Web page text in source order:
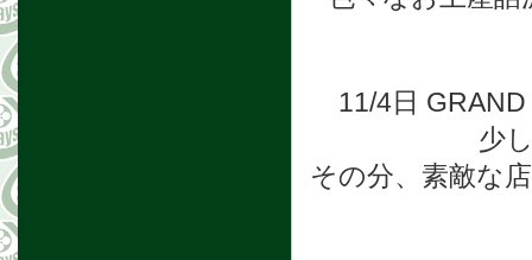
11/4日
少
その分、素敵な